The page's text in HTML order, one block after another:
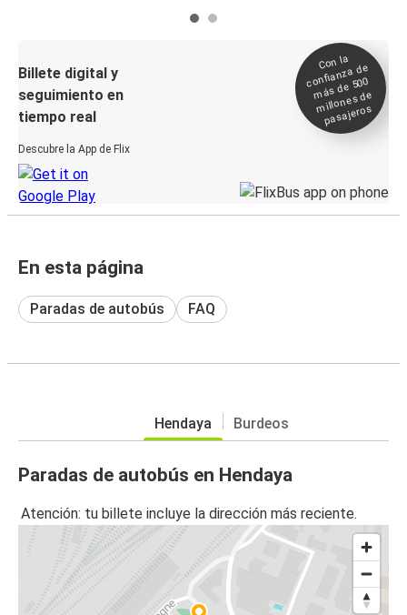
Billete digital y
seguimiento en
tiempo real
Descubre la App de Flix
Con la
confianza de
más de 500
millones de
pasajeros
En esta página
Paradas de autobús FAQ
Hendaya Burdeos
Paradas de autobús en Hendaya
Atención: tu billete incluye la dirección más reciente.